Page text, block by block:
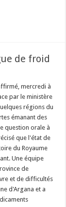
de froid
mercredi à
par le ministère
régions du
émanant des
question orale à
que l'état de
du Royaume
Une équipe
de
et de difficultés
d'Argana et a